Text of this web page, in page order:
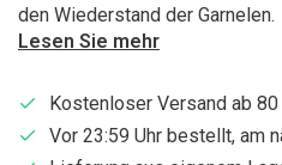
den Wiederstand der Garnelen.
Lesen Sie mehr
Kostenloser Versand ab 80
Vor 23:59 Uhr bestellt, am